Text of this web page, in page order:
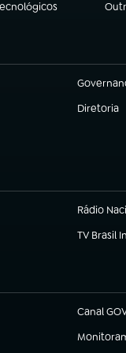
(abre em
Diretoria
(abre em
Rádio
(abre em
TV Brasil
(abre em
Canal
(abre em
(abre em